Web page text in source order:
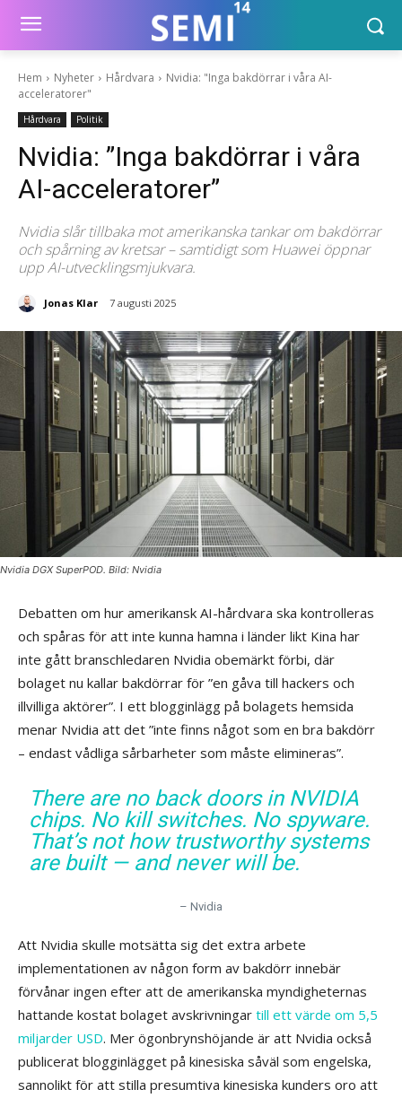
Hem Nyheter Hårdvara
Nvidia: "Inga bakdörrar i våra AI-
acceleratorer"
Hårdvara Politik
Nvidia: ”Inga bakdörrar i våra
AI-acceleratorer”
Nvidia slår tillbaka mot amerikanska tankar om bakdörrar
och spårning av kretsar – samtidigt som Huawei öppnar
upp AI-utvecklingsmjukvara.
Jonas Klar 7 augusti 2025
Nvidia DGX SuperPOD. Bild: Nvidia
Debatten om hur amerikansk AI-hårdvara ska kontrolleras
och spåras för att inte kunna hamna i länder likt Kina har
inte gått branschledaren Nvidia obemärkt förbi, där
bolaget nu kallar bakdörrar för ”en gåva till hackers och
illvilliga aktörer”. I ett blogginlägg på bolagets hemsida
menar Nvidia att det ”inte finns något som en bra bakdörr
– endast vådliga sårbarheter som måste elimineras”.
There are no back doors in NVIDIA
chips. No kill switches. No spyware.
That’s not how trustworthy systems
are built — and never will be.
– Nvidia
Att Nvidia skulle motsätta sig det extra arbete
implementationen av någon form av bakdörr innebär
förvånar ingen efter att de amerikanska myndigheternas
hattande kostat bolaget avskrivningar till ett värde om 5,5
miljarder USD. Mer ögonbrynshöjande är att Nvidia också
publicerat blogginlägget på kinesiska såväl som engelska,
sannolikt för att stilla presumtiva kinesiska kunders oro att